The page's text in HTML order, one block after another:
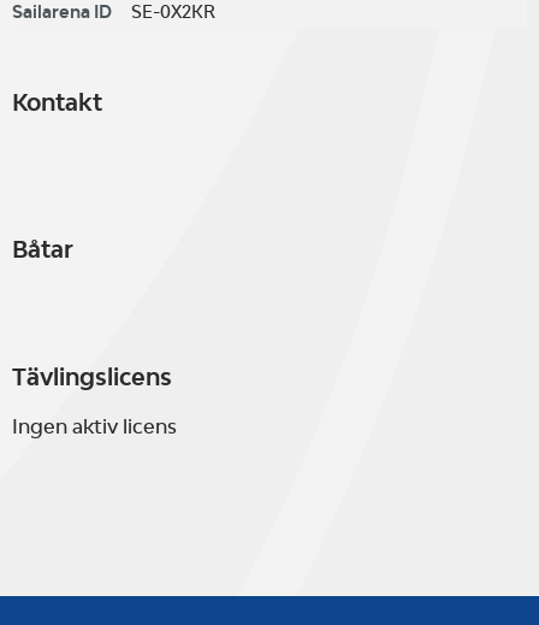
Sailarena ID
SE-0X2KR
Kontakt
Båtar
Tävlingslicens
Ingen aktiv licens